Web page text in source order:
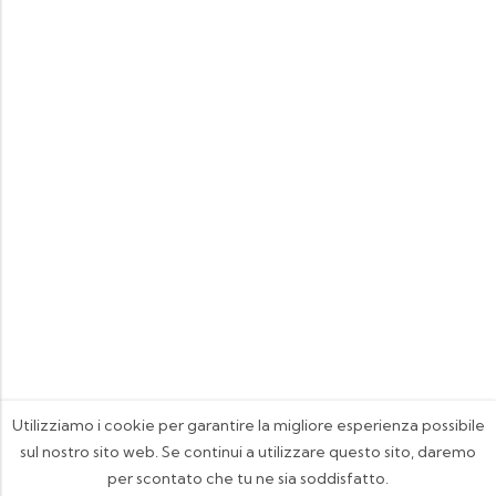
Utilizziamo i cookie per garantire la migliore esperienza possibile
sul nostro sito web. Se continui a utilizzare questo sito, daremo
per scontato che tu ne sia soddisfatto.